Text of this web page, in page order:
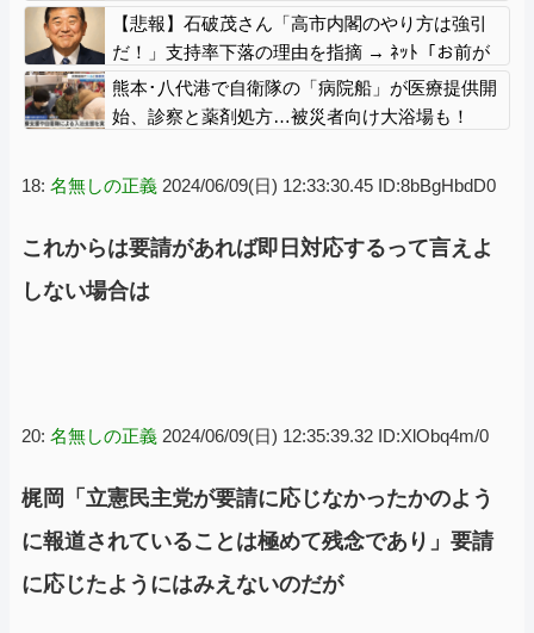
分以下、肥料代や燃料代は高騰
【悲報】石破茂さん「高市内閣のやり方は強引
だ！」支持率下落の理由を指摘 → ﾈｯﾄ「お前が
言うな」「鳥取県だけ減税無しで！」 ｗｗｗｗ
ｗｗｗｗｗｗｗｗｗｗ
熊本･八代港で自衛隊の「病院船」が医療提供開
始、診察と薬剤処方…被災者向け大浴場も！
18: 名無しの正義 2024/06/09(日) 12:33:30.45 ID:8bBgHbdD0
これからは要請があれば即日対応するって言えよ
しない場合は
20: 名無しの正義 2024/06/09(日) 12:35:39.32 ID:XlObq4m/0
梶岡「立憲民主党が要請に応じなかったかのよう
に報道されていることは極めて残念であり」要請
に応じたようにはみえないのだが